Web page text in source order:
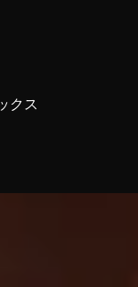
クス